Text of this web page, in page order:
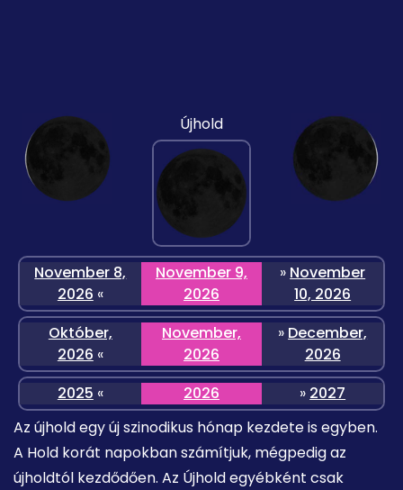
Újhold
November 8,
2026 «
November 9,
2026
» November
10, 2026
Október,
2026 «
November,
2026
» December,
2026
2025 « 2026 » 2027
Az újhold egy új szinodikus hónap kezdete is egyben.
A Hold korát napokban számítjuk, mégpedig az
újholdtól kezdődően. Az Újhold egyébként csak